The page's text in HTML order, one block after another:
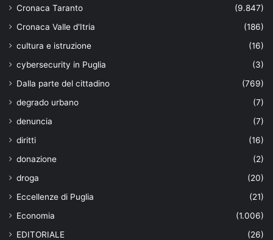
Cronaca Taranto
(9.847)
Cronaca Valle d'Itria
(186)
cultura e istruzione
(16)
cybersecurity in Puglia
(3)
Dalla parte del cittadino
(769)
degrado urbano
(7)
denuncia
(7)
diritti
(16)
donazione
(2)
droga
(20)
Eccellenze di Puglia
(21)
Economia
(1.006)
EDITORIALE
(26)